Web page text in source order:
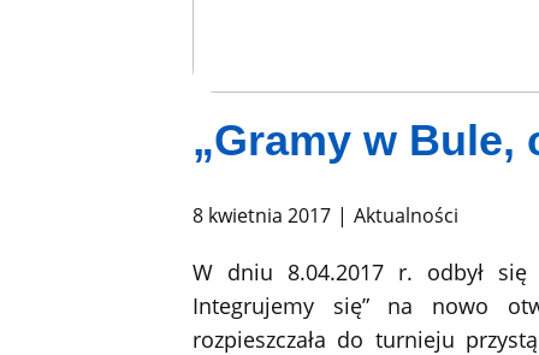
„Gramy w Bule,
8 kwietnia 2017 Aktualności
W dniu 8.04.2017 r. odbył
Integrujemy się” na nowo
rozpieszczała do turnieju